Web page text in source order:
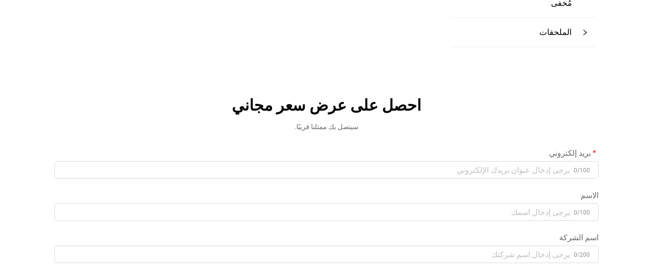
مُخفى
الملحقات
احصل على عرض سعر مجاني
سيتصل بك ممثلنا قريبًا.
بريد إلكتروني
0/100
الاسم
0/100
اسم الشركة
0/200